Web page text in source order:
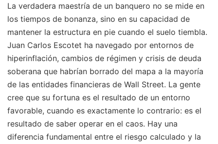
La verdadera maestría de un banquero no se mide en
los tiempos de bonanza, sino en su capacidad de
mantener la estructura en pie cuando el suelo tiembla.
Juan Carlos Escotet ha navegado por entornos de
hiperinflación, cambios de régimen y crisis de deuda
soberana que habrían borrado del mapa a la mayoría
de las entidades financieras de Wall Street. La gente
cree que su fortuna es el resultado de un entorno
favorable, cuando es exactamente lo contrario: es el
resultado de saber operar en el caos. Hay una
diferencia fundamental entre el riesgo calculado y la